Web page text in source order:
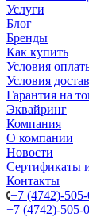
Услуги
Блог
Бренды
Как купить
Условия
Условия
Гарантия на
Эквайринг
Компания
О компании
Новости
Сертификаты
Контакты
+7 (4742)-
+7 (4742)-505-